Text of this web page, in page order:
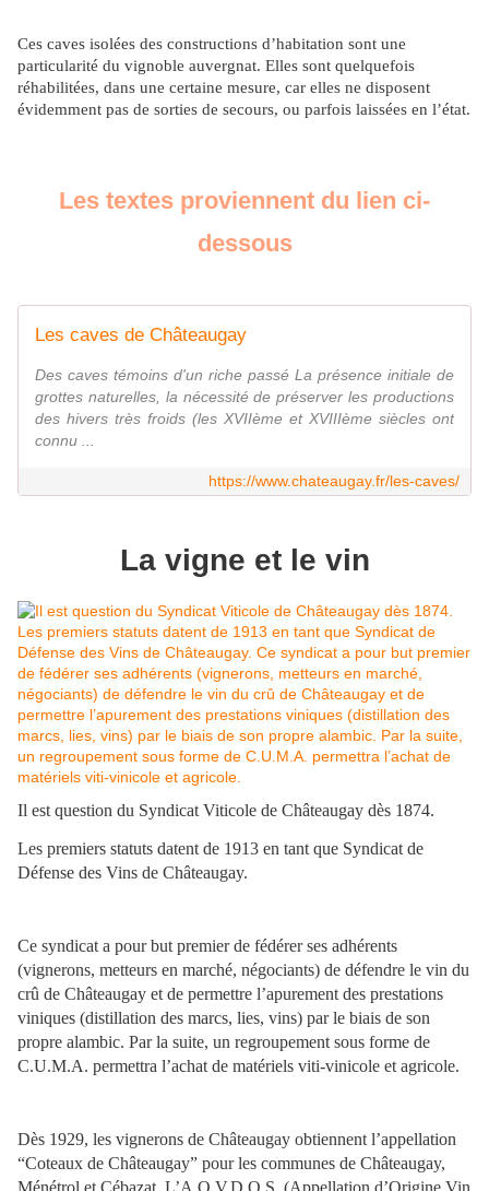
Ces caves isolées des constructions d’habitation sont une
particularité du vignoble auvergnat. Elles sont quelquefois
réhabilitées, dans une certaine mesure, car elles ne disposent
évidemment pas de sorties de secours, ou parfois laissées en l’état.
Les textes proviennent du lien ci-
dessous
Les caves de Châteaugay
Des caves témoins d'un riche passé La présence initiale de
grottes naturelles, la nécessité de préserver les productions
des hivers très froids (les XVIIème et XVIIIème siècles ont
connu ...
https://www.chateaugay.fr/les-caves/
La vigne et le vin
Il est question du Syndicat Viticole de Châteaugay dès 1874.
Les premiers statuts datent de 1913 en tant que Syndicat de
Défense des Vins de Châteaugay.
Ce syndicat a pour but premier de fédérer ses adhérents
(vignerons, metteurs en marché, négociants) de défendre le vin du
crû de Châteaugay et de permettre l’apurement des prestations
viniques (distillation des marcs, lies, vins) par le biais de son
propre alambic. Par la suite, un regroupement sous forme de
C.U.M.A. permettra l’achat de matériels viti-vinicole et agricole.
Dès 1929, les vignerons de Châteaugay obtiennent l’appellation
“Coteaux de Châteaugay” pour les communes de Châteaugay,